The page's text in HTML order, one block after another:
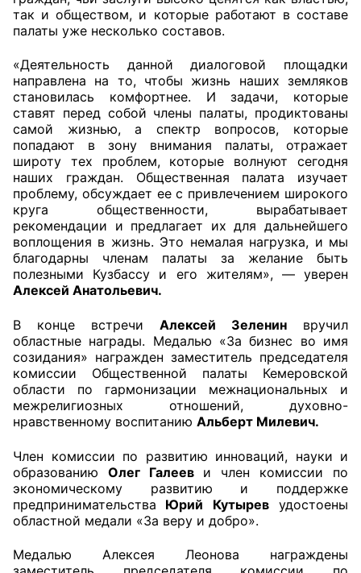
Аппарат ОП КО
УСТАВ ГКУ “АППАРАТ ОП КО”
Доходы руководителя за 2024 г.
так и обществом, и которые работают в составе
палаты уже несколько составов.
«Деятельность данной диалоговой площадки
направлена на то, чтобы жизнь наших земляков
становилась комфортнее. И задачи, которые
ставят перед собой члены палаты, продиктованы
самой жизнью, а спектр вопросов, которые
попадают в зону внимания палаты, отражает
широту тех проблем, которые волнуют сегодня
наших граждан. Общественная палата изучает
проблему, обсуждает ее с привлечением широкого
круга общественности, вырабатывает
рекомендации и предлагает их для дальнейшего
воплощения в жизнь. Это немалая нагрузка, и мы
благодарны членам палаты за желание быть
полезными Кузбассу и его жителям», — уверен
Алексей Анатольевич.
В конце встречи Алексей Зеленин вручил
областные награды. Медалью «За бизнес во имя
созидания» награжден заместитель председателя
комиссии Общественной палаты Кемеровской
области по гармонизации межнациональных и
межрелигиозных отношений, духовно-
нравственному воспитанию Альберт Милевич.
Член комиссии по развитию инноваций, науки и
образованию Олег Галеев и член комиссии по
экономическому развитию и поддержке
предпринимательства Юрий Кутыревудостоены
областной медали «За веру и добро».
Медалью Алексея Леонова награждены